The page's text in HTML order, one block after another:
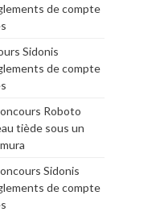
de compte
Sidonis
de compte
Roboto
tiède sous un
Sidonis
de compte